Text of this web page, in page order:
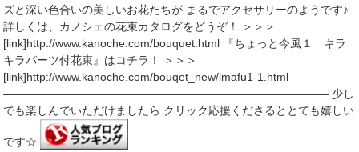
ズと深い色合いの美しいお花たちが まるでアクセサリーのようです♪
詳しくは、カノシェの花束カタログをどうぞ！ ＞＞＞
[link]http://www.kanoche.com/bouquet.html 『ちょっと今風１ キラ
キラパーツ付花束』はコチラ！ ＞＞＞
[link]http://www.kanoche.com/bouqet_new/imafu1-1.html
――――――――――――――――――――――――――――― 少し
でも楽しんでいただけましたら クリック応援くださるととても嬉しい
です☆